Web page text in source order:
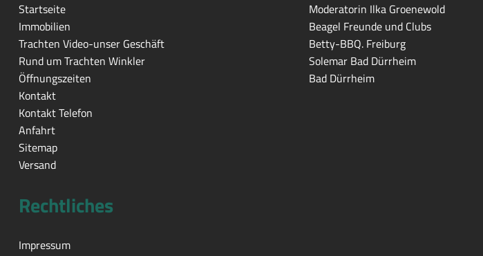
Startseite
Immobilien
Trachten Video-unser Geschäft
Rund um Trachten Winkler
Öffnungszeiten
Kontakt
Kontakt Telefon
Anfahrt
Sitemap
Versand
Moderatorin Ilka Groenewold
Beagel Freunde und Clubs
Betty-BBQ. Freiburg
Solemar Bad Dürrheim
Bad Dürrheim
Rechtliches
Impressum